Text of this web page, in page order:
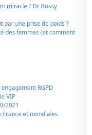
miracle ? Dr Bossy
par une prise de poids ?
des femmes (et comment
RGPD
VIP
2021
France et mondiales